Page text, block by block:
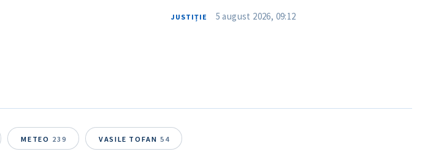
JUSTIȚIE 5 august 2026, 09:12
METEO 239 VASILE TOFAN 54